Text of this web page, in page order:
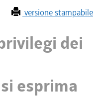
versione stampabile
dei
esprima